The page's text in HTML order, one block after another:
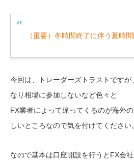
（重要）冬時間終了に伴う夏時
今回は、トレーダーズトラストですが
なり相場に参加しないなど色々と
FX業者によって違ってくるのが海外
しいところなので気を付けてください。
なので基本は口座開設を行うとFX会